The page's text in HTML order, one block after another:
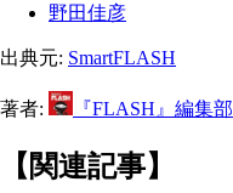
野田佳彦
出典元: SmartFLASH
著者: 『FLASH』編集部
【関連記事】